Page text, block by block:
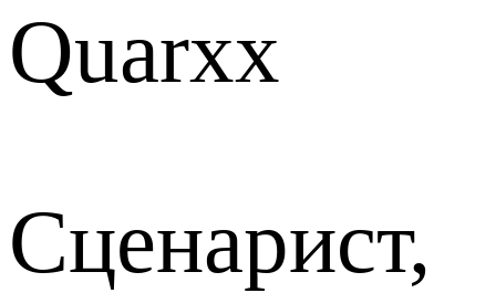
Quarxx
Сценарист,